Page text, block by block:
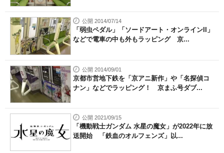
公開 2014/07/14
「弱虫ペダル」「ソードアート・オンラインII」
などで電車の中も外もラッピング 京...
公開 2014/09/01
京都市営地下鉄を「京アニ新作」や「名探偵コ
ナン」などでラッピング！ 京まふ号ダブ...
公開 2021/09/15
「機動戦士ガンダム 水星の魔女」が2022年に放
送開始 「鉄血のオルフェンズ」以...